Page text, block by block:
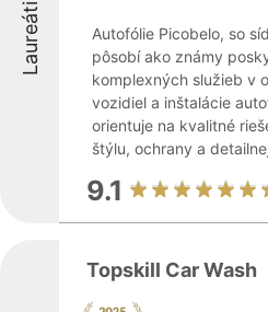
Laureáti
Autofólie Picobelo, so
pôsobí ako známy
komplexných služieb v
vozidiel a inštalácie
orientuje na kvalitné
štýlu, ochrany a
9.1
Topskill Car Wash